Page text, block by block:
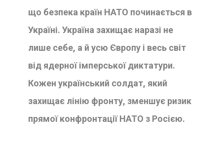
що безпека країн НАТО починається в
Україні. Україна захищає наразі не
лише себе, а й усю Європу і весь світ
від ядерної імперської диктатури.
Кожен український солдат, який
захищає лінію фронту, зменшує ризик
прямої конфронтації НАТО з Росією.